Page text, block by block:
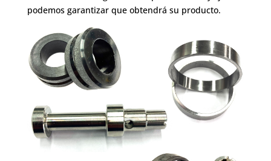
podemos garantizar que obtendrá su producto.